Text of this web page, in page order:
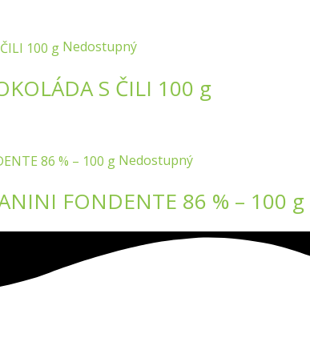
Nedostupný
S ČILI 100 g
Nedostupný
FONDENTE 86 % – 100 g